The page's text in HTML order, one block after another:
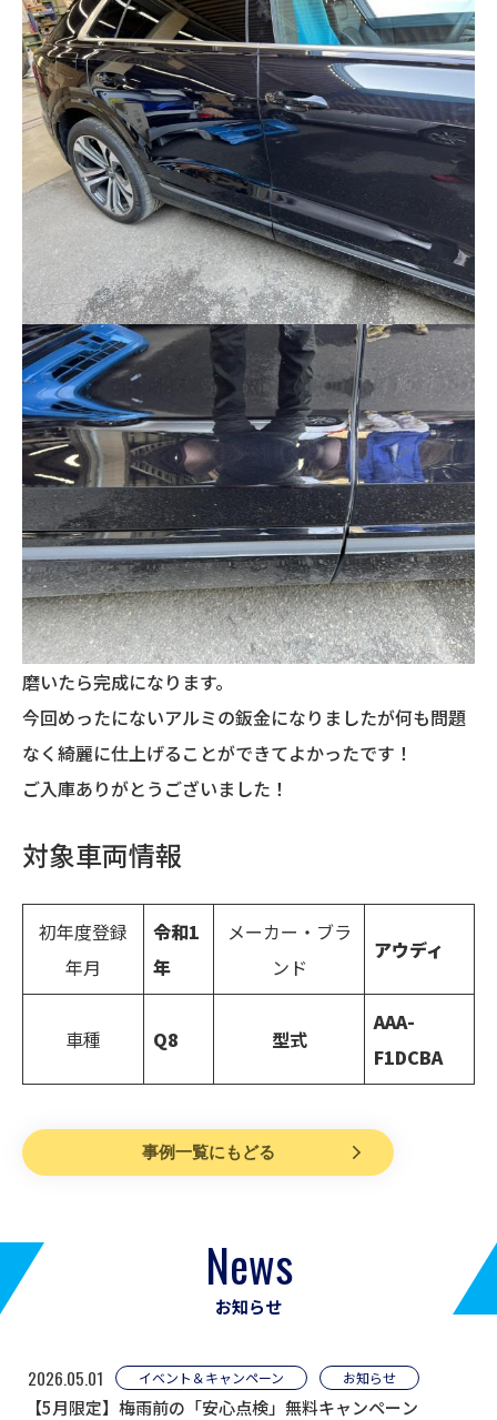
磨いたら完成になります。
今回めったにないアルミの鈑金になりましたが何も問題
なく綺麗に仕上げることができてよかったです！
ご入庫ありがとうございました！
対象車両情報
初年度登録
年月
令和1
年
メーカー・ブラ
ンド
アウディ
車種 Q8 型式
AAA-
F1DCBA
事例一覧にもどる
News
お知らせ
2026.05.01 イベント＆キャンペーン お知らせ
【5月限定】梅雨前の「安心点検」無料キャンペーン